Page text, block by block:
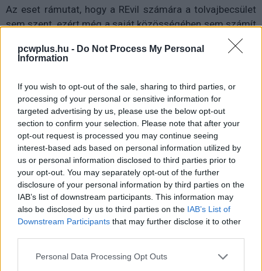
pcwplus.hu - Do Not Process My Personal
Information
If you wish to opt-out of the sale, sharing to third parties, or
processing of your personal or sensitive information for
targeted advertising by us, please use the below opt-out
section to confirm your selection. Please note that after your
opt-out request is processed you may continue seeing
interest-based ads based on personal information utilized by
us or personal information disclosed to third parties prior to
your opt-out. You may separately opt-out of the further
disclosure of your personal information by third parties on the
IAB’s list of downstream participants. This information may
also be disclosed by us to third parties on the IAB’s List of
Downstream Participants that may further disclose it to other
Please note that this website/app uses one or more Google
Personal Data Processing Opt Outs
Az eset rámutat, hogy a REvil számára a tolvajbecsület
sem szent, ezért még a saját közösségében sem számít
megbízható partnernek. Ez azonban nem feltétlenül árt
az üzletnek, egy névtelen fórumos hozzászóló szerint
így is özönlenek hozzájuk a szoftverükre ácsingózó
kezdő zsarolók.
A REvil elképesztő magabiztosságát az is jelzi, hogy a
felszívódásukat követően ugyanazon a néven tértek
vissza. A közismert hackercsapatoknál ugyanis hasonló
esetekben inkább az a bevett szokás, hogy egy idő után
új formációként lépnek színre, ezzel is késleltetve a
beazonosításukat.
balatoni kardioösvény (X)